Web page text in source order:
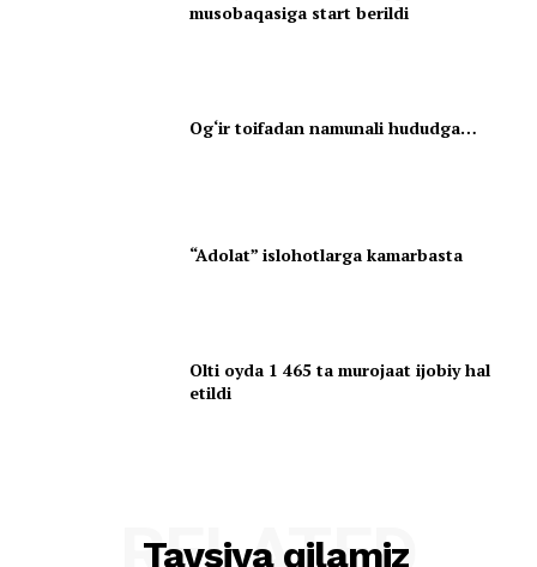
musobaqasiga start berildi
Og‘ir toifadan namunali hududga…
“Adolat” islohotlarga kamarbasta
Olti oyda 1 465 ta murojaat ijobiy hal
etildi
Tavsiya qilamiz